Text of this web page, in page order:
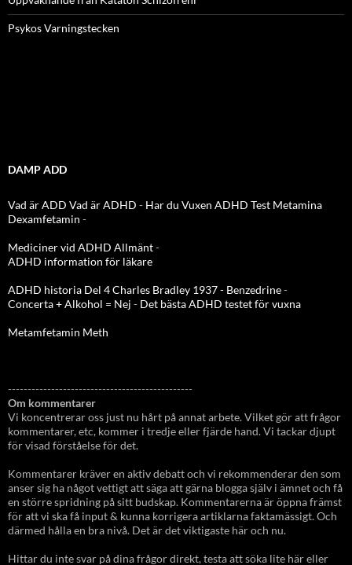
Psykos Varningstecken
DAMP ADD
Vad är ADD Vad är ADHD - Har du Vuxen ADHD Test Metamina
Dexamfetamin -
Mediciner vid ADHD Allmänt-
ADHD information för läkare
ADHD historia Del 4 Charles Bradley 1937 - Benzedrine-
Concerta + Alkohol = Nej - Det bästa ADHD testet för vuxna
Metamfetamin Meth
-----------------------------------------------
Om kommentarer
Vi koncentrerar oss just nu hårt på annat arbete. Vilket gör att frågor
kommentarer, etc, kommer i tredje eller fjärde hand. Vi tackar djupt
för visad förståelse för det.
Kommentarer kräver en aktiv debatt och vi rekommenderar den som
anser sig ha något vettigt att säga att gärna blogga själv i ämnet och få
en större spridning på sitt budskap. Kommentarerna är öppna främst
för att vi ska få input & kunna korrigera artiklarna faktamässigt. Och
därmed hålla en bra nivå. Det är det viktigaste här och nu.
Hittar du inte svar på dina frågor direkt, testa att söka lite här eller